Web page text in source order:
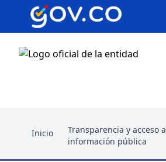
Inicio
Transparencia y acceso a
información pública